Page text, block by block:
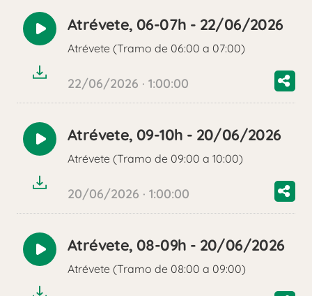
Reproducir
audio
Atrévete, 06-07h - 22/06/2026
Atrévete (Tramo de 06:00 a 07:00)
22/06/2026 · 1:00:00
Reproducir
audio
Atrévete, 09-10h - 20/06/2026
Atrévete (Tramo de 09:00 a 10:00)
20/06/2026 · 1:00:00
Reproducir
audio
Atrévete, 08-09h - 20/06/2026
Atrévete (Tramo de 08:00 a 09:00)